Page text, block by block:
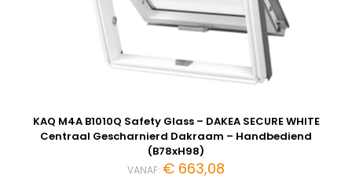
KAQ M4A B1010Q Safety Glass – DAKEA SECURE WHITE
Centraal Gescharnierd Dakraam – Handbediend
(B78xH98)
VANAF: € 663,08